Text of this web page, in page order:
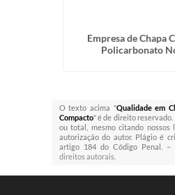
Empresa de Chapa
Policarbonato
O texto acima "Qualidade em
Compacto" é de direito reservado.
ou total, mesmo citando nossos
autorização do autor. Plágio é
artigo 184 do Código Penal. –
direitos autorais.